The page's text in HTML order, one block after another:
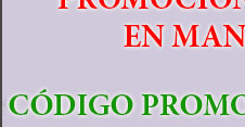
N50
N52